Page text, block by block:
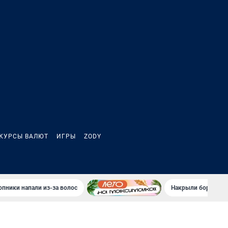
КУРСЫ ВАЛЮТ ИГРЫ ZODY
напали из-за волос Накрыли бордель: